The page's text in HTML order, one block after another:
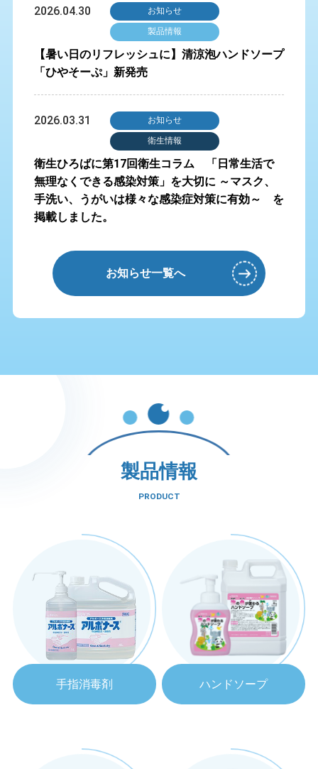
2026.04.30 お知らせ
製品情報
【暑い日のリフレッシュに】清涼泡ハンドソープ
「ひやそーぷ」新発売
2026.03.31 お知らせ
衛生情報
衛生ひろばに第17回衛生コラム 「日常生活で
無理なくできる感染対策」を大切に ～マスク、
手洗い、うがいは様々な感染症対策に有効～ を
掲載しました。
お知らせ一覧へ
製品情報
PRODUCT
手指消毒剤 ハンドソープ